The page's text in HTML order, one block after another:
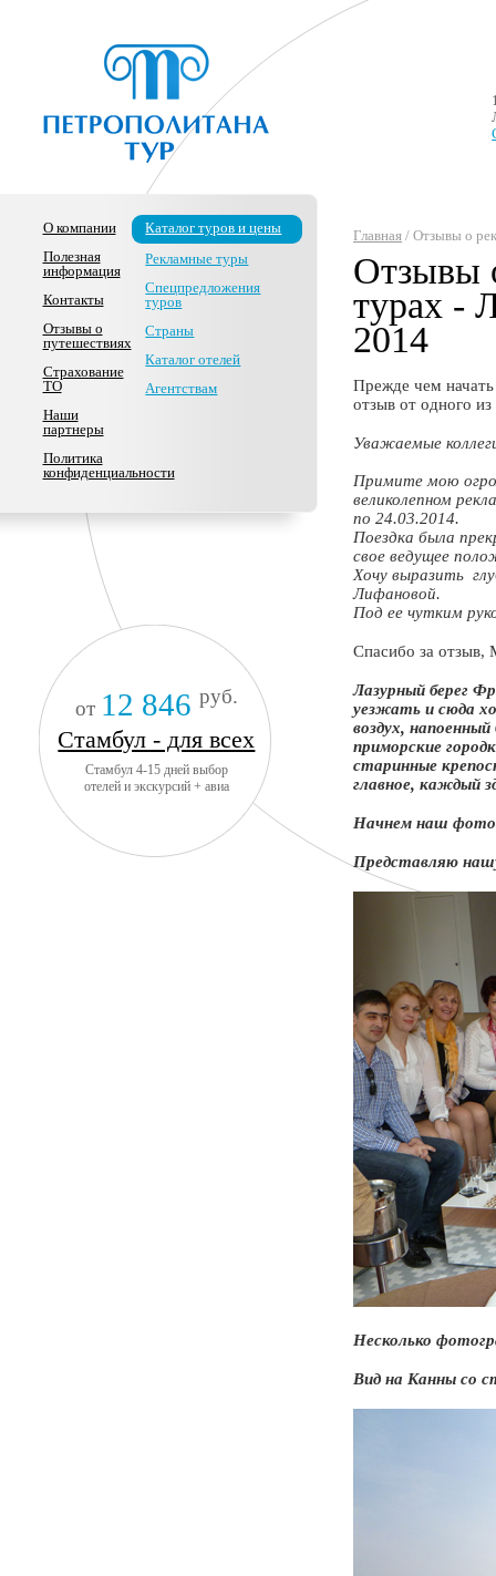
О компании
Полезная
информация
Контакты
Отзывы о
путешествиях
Страхование
ТО
Наши
партнеры
Политика
конфиденциальности
Каталог туров и цены
Рекламные туры
Спецпредложения
туров
Страны
Каталог отелей
Агентствам
от 12 846 руб.
Стамбул - для всех
Стамбул 4-15 дней выбор
отелей и экскурсий + авиа
Главная / Отзывы о
Отзывы
турах -
2014
Прежде чем
отзыв от одного
Уважаемые
Примите мою
великолепном
по 24.03.2014.
Поездка была
свое ведущее
Хочу выразить
Лифановой.
Под ее чутким
Спасибо за отзыв,
Лазурный берег
уезжать и сюда
воздух,
приморские
старинные
главное, каждый
Начнем наш
Представляю
Несколько
Вид на Канны со